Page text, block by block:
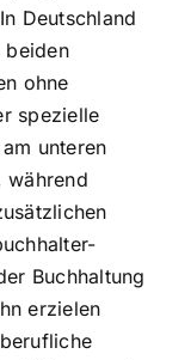
Deutschland
beiden
ohne
spezielle
unteren
während
Buchhaltung
erzielen